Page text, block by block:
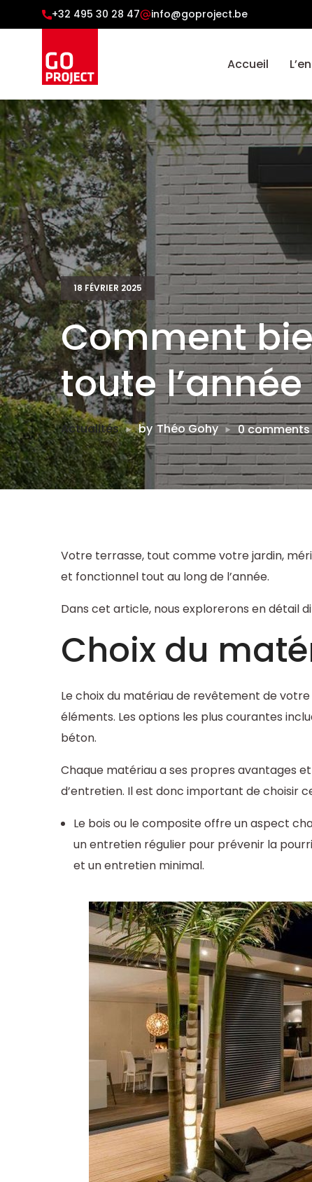
+32 495 30 28 47 info@goproject.be
Accueil
18 FÉVRIER 2025
Comment
toute l’année
Actualités by Théo Gohy 0 comments
Votre terrasse, tout comme votre jardin,
et fonctionnel tout au long de l’année.
Dans cet article, nous explorerons en détail
Choix du
Le choix du matériau de revêtement de
éléments. Les options les plus courantes
béton.
Chaque matériau a ses propres avantages
d’entretien. Il est donc important de choisir
Le bois ou le composite offre un aspect
un entretien régulier pour prévenir la
et un entretien minimal.